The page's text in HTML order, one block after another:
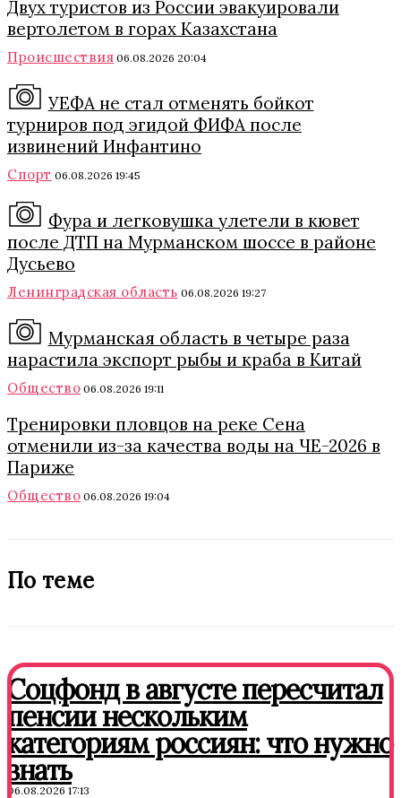
Двух туристов из России эвакуировали
вертолетом в горах Казахстана
Происшествия 06.08.2026 20:04
УЕФА не стал отменять бойкот
турниров под эгидой ФИФА после
извинений Инфантино
Спорт 06.08.2026 19:45
Фура и легковушка улетели в кювет
после ДТП на Мурманском шоссе в районе
Дусьево
Ленинградская область 06.08.2026 19:27
Мурманская область в четыре раза
нарастила экспорт рыбы и краба в Китай
Общество 06.08.2026 19:11
Тренировки пловцов на реке Сена
отменили из-за качества воды на ЧЕ-2026 в
Париже
Общество 06.08.2026 19:04
По теме
Соцфонд в августе пересчитал
пенсии нескольким
категориям россиян: что нужно
знать
06.08.2026 17:13